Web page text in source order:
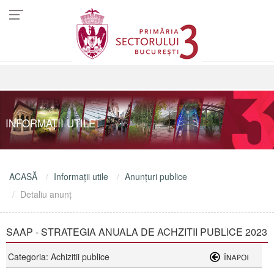
INFORMAŢII UTILE
ACASĂ Informaţii utile
Anunţuri publice
Detaliu anunţ
SAAP - STRATEGIA ANUALA DE ACHZITII PUBLICE 2023
Categoria: Achizitii publice